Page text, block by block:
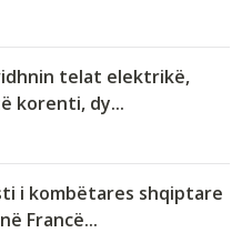
telat elektrikë,
korenti, dy...
i kombëtares shqiptare
Francë...